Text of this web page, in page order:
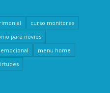
curso monitores
para novios
menu home